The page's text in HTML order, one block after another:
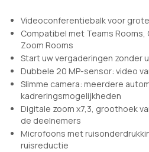
Videoconferentiebalk voor
Compatibel met Teams Rooms,
Zoom Rooms
Start uw vergaderingen zonder
Dubbele 20 MP-sensor: video
Slimme camera: meerdere
kadreringsmogelijkheden
Digitale zoom x7,3, groothoek
de deelnemers
Microfoons met
ruisreductie